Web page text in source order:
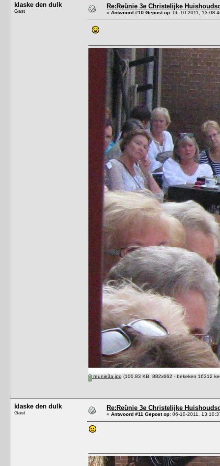
klaske den dulk
Gast
Re:Reünie 3e Christelijke
« Antwoord #10 Gepost op: 06-10-2011,
reunie3a.jpg (100.83 KB, 882x662 - bekeken 16312
klaske den dulk
Gast
Re:Reünie 3e Christelijke
« Antwoord #11 Gepost op: 06-10-2011,